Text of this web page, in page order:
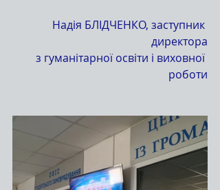
Надія БЛІДЧЕНКО, заступник
директора
з гуманітарної освіти і виховної
роботи